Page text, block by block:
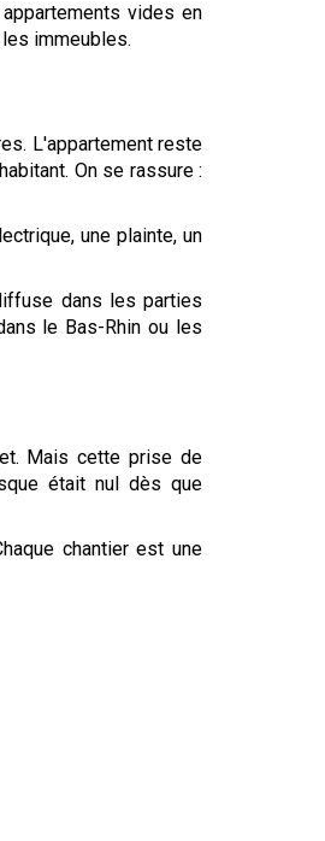
vides en
immeubles.
L'appartement reste
On se rassure :
une plainte, un
dans les parties
le Bas-Rhin ou les
Mais cette prise de
était nul dès que
chantier est une